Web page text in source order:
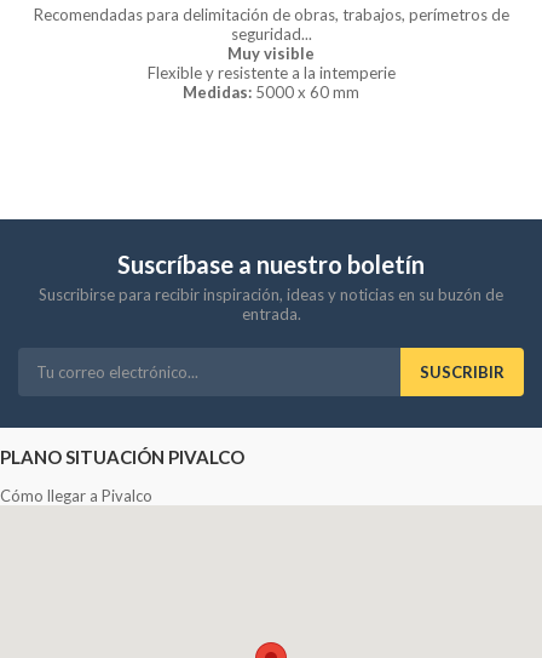
Recomendadas para delimitación de obras, trabajos, perímetros de
seguridad...
Muy visible
Flexible y resistente a la intemperie
Medidas: 5000 x 60 mm
Suscríbase a nuestro boletín
Suscribirse para recibir inspiración, ideas y noticias en su buzón de
entrada.
SUSCRIBIR
PLANO SITUACIÓN PIVALCO
Cómo llegar a Pivalco